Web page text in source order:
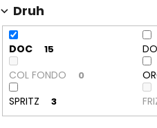
t
ů
Druh
DOC 15
COL FONDO 0
SPRITZ 3